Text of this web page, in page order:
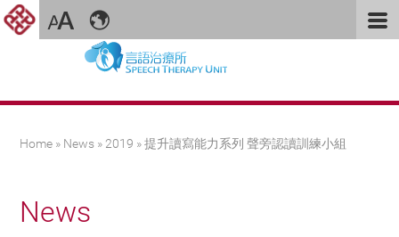
You are here
Home » News » 2019 » 提升讀寫能力系列 聲旁認讀訓練小組
News